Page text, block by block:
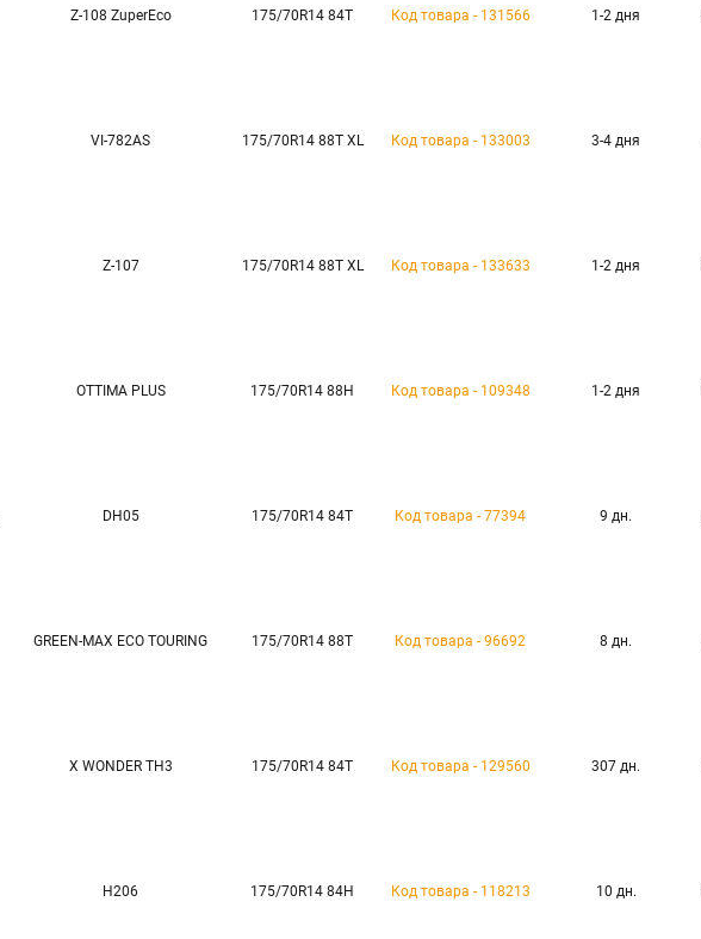
Z-108 ZuperEco 175/70R14 84T Код товара - 131566 1-2 дня
VI-782AS 175/70R14 88T XL Код товара - 133003 3-4 дня
Z-107 175/70R14 88T XL Код товара - 133633 1-2 дня
OTTIMA PLUS 175/70R14 88H Код товара - 109348 1-2 дня
DH05 175/70R14 84T Код товара - 77394 9 дн.
GREEN-MAX ECO TOURING 175/70R14 88T Код товара - 96692 8 дн.
X WONDER TH3 175/70R14 84T Код товара - 129560 307 дн.
H206 175/70R14 84H Код товара - 118213 10 дн.